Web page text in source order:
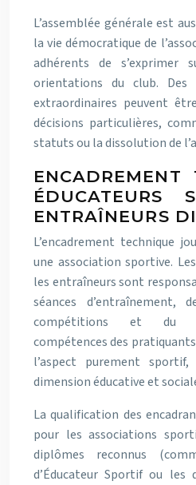
L’assemblée générale est
la vie démocratique de
adhérents de
orientations du club. Des
extraordinaires peuvent
décisions particulières,
statuts ou la dissolution de
ENCADREMENT
ÉDUCATEURS
ENTRAÎNEURS
L’encadrement technique
une association sportive.
les entraîneurs sont
séances d’entraînement,
compétitions et du
compétences des
l’aspect purement
dimension éducative et
La qualification des
pour les associations
diplômes reconnus
d’Éducateur Sportif ou les